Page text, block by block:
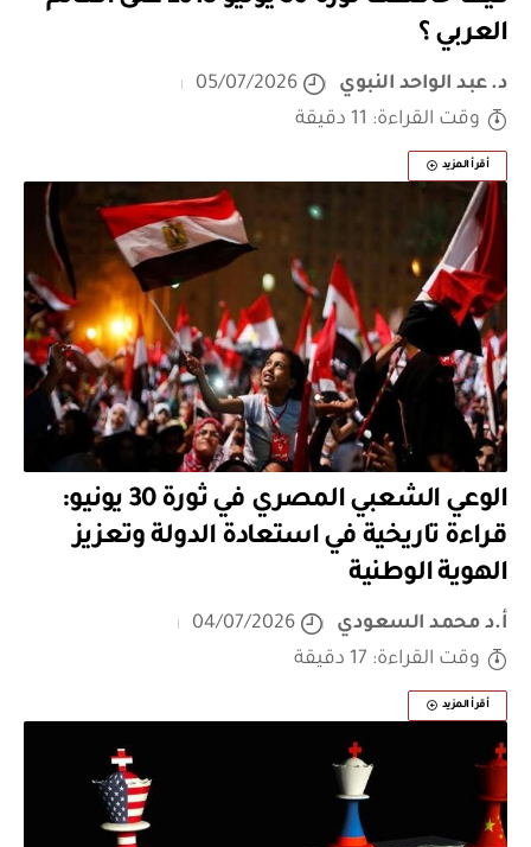
العربي ؟
د. عبد الواحد النبوي
05/07/2026
وقت القراءة: 11 دقيقة
أقرأ المزيد
الوعي الشعبي المصري في ثورة 30 يونيو:
قراءة تاريخية في استعادة الدولة وتعزيز
الهوية الوطنية
أ.د محمد السعودي
04/07/2026
وقت القراءة: 17 دقيقة
أقرأ المزيد